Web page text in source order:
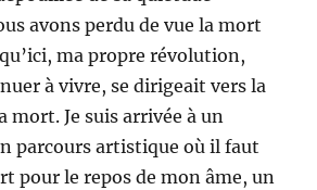
avons perdu de vue la mort
ma propre révolution,
à vivre, se dirigeait vers la
mort. Je suis arrivée à un
parcours artistique où il faut
pour le repos de mon âme, un